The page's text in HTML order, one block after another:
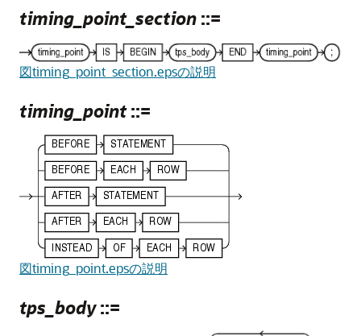
timing_point_section ::=
図timing_point_section.epsの説明
timing_point::=
図timing_point.epsの説明
tps_body::=